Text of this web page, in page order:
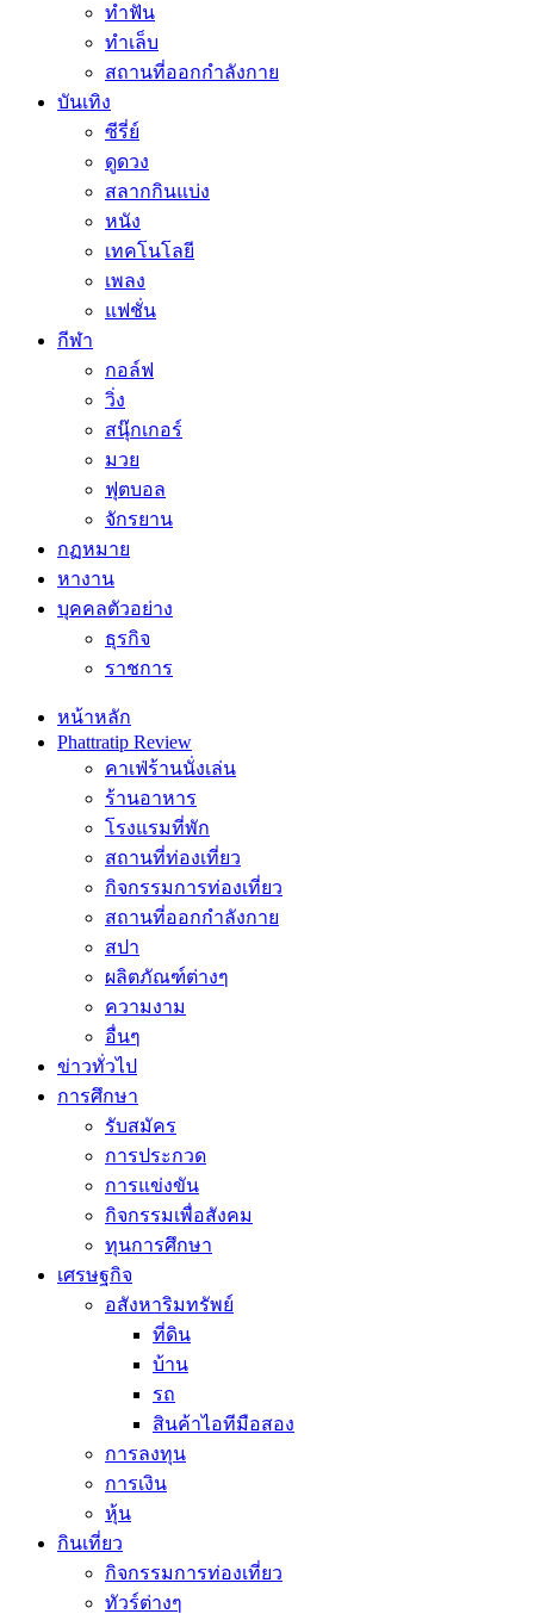
ทำฟัน
ทำเล็บ
สถานที่ออกกำลังกาย
บันเทิง
ซีรี่ย์
ดูดวง
สลากกินแบ่ง
หนัง
เทคโนโลยี
เพลง
แฟชั่น
กีฬา
กอล์ฟ
วิ่ง
สนุ๊กเกอร์
มวย
ฟุตบอล
จักรยาน
กฏหมาย
หางาน
บุคคลตัวอย่าง
ธุรกิจ
ราชการ
หน้าหลัก
Phattratip Review
คาเฟ่ร้านนั่งเล่น
ร้านอาหาร
โรงแรมที่พัก
สถานที่ท่องเที่ยว
กิจกรรมการท่องเที่ยว
สถานที่ออกกำลังกาย
สปา
ผลิตภัณฑ์ต่างๆ
ความงาม
อื่นๆ
ข่าวทั่วไป
การศึกษา
รับสมัคร
การประกวด
การแข่งขัน
กิจกรรมเพื่อสังคม
ทุนการศึกษา
เศรษฐกิจ
อสังหาริมทรัพย์
ที่ดิน
บ้าน
รถ
สินค้าไอทีมือสอง
การลงทุน
การเงิน
หุ้น
กินเที่ยว
กิจกรรมการท่องเที่ยว
ทัวร์ต่างๆ